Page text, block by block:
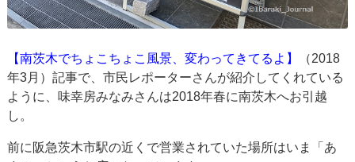
【南茨木でちょこちょこ風景、変わってきてるよ】
（2018
年3月）記事で、市民レポーターさんが紹介してくれている
ように、味幸房みなみさんは2018年春に南茨木へお引越
し。
前に阪急茨木市駅の近くで営業されていた場所はいま「あ